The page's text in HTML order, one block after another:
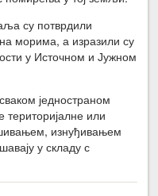
су потврдили
морима, а изразили су
у Источном и Јужном
једностраном
територијалне или
изнуђивањем
у складу с